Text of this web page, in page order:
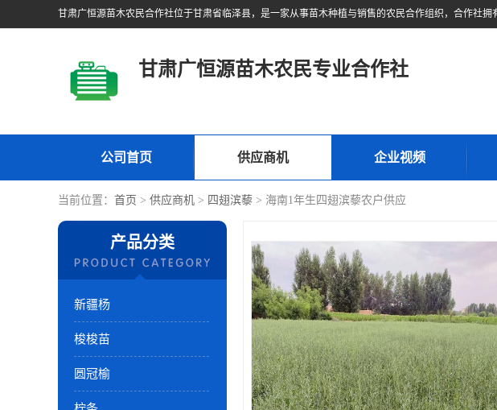
甘肃广恒源苗木农民专业合作社
公司首页 供应商机 企业视频
当前位置： 首页 > 供应商机 > 四翅滨藜 > 海南1年生四翅滨藜农户供应
产品分类
新疆杨
梭梭苗
圆冠榆